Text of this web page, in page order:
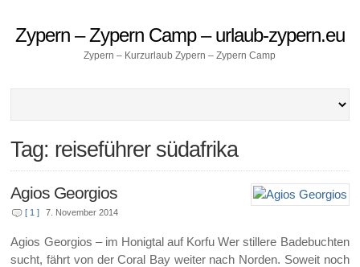
Zypern – Zypern Camp – urlaub-zypern.eu
Zypern – Kurzurlaub Zypern – Zypern Camp
Tag: reiseführer südafrika
Agios Georgios
[ 1 ] 7. November 2014
Agios Georgios – im Honigtal auf Korfu Wer stillere Badebuchten
sucht, fährt von der Coral Bay weiter nach Norden. Soweit noch